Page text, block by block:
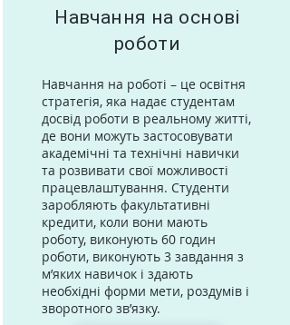
Навчання на основі
роботи
Навчання на роботі – це освітня
стратегія, яка надає студентам
досвід роботи в реальному житті,
де вони можуть застосовувати
академічні та технічні навички
та розвивати свої можливості
працевлаштування. Студенти
заробляють факультативні
кредити, коли вони мають
роботу, виконують 60 годин
роботи, виконують 3 завдання з
м’яких навичок і здають
необхідні форми мети, роздумів і
зворотного зв’язку.